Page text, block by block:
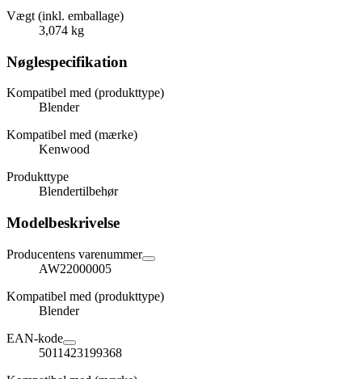
Vægt (inkl. emballage)
3,074 kg
Nøglespecifikation
Kompatibel med (produkttype)
Blender
Kompatibel med (mærke)
Kenwood
Produkttype
Blendertilbehør
Modelbeskrivelse
Producentens varenummer
AW22000005
Kompatibel med (produkttype)
Blender
EAN-kode
5011423199368